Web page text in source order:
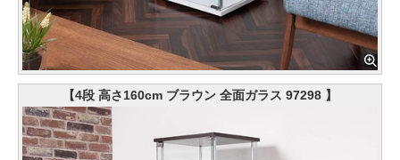
【4段 高さ160cm ブラウン 全面ガラス 97298 】